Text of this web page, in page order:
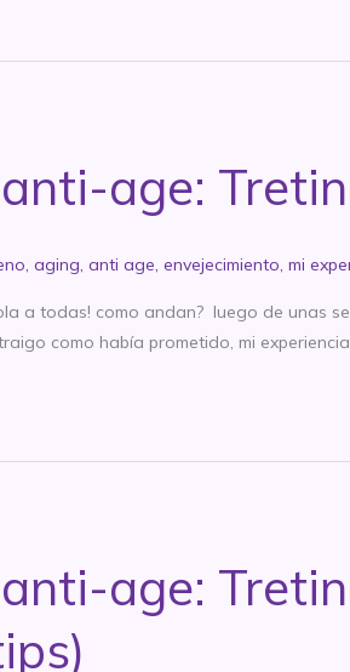
age:
, aging, anti age, envejecimiento, mi
a todas! como andan? luego de unas
como había prometido, mi
age: